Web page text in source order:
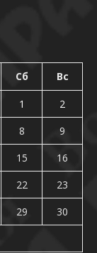
Сб Вс
1
2
8
9
15
16
22
23
29
30